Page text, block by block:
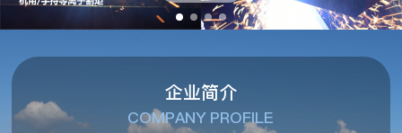
企业简介
COMPANY PROFILE